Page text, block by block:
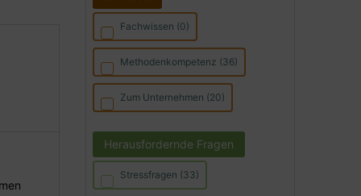
Fachwissen (0)
Methodenkompetenz (36)
Zum Unternehmen (20)
Herausfordernde Fragen
Stressfragen (33)